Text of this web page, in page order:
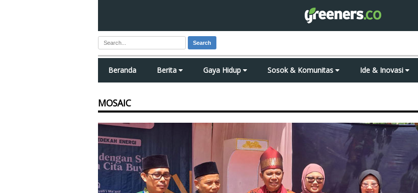
Search
Beranda Berita Gaya Hidup Sosok & Komunitas Ide & Inovasi
MOSAIC